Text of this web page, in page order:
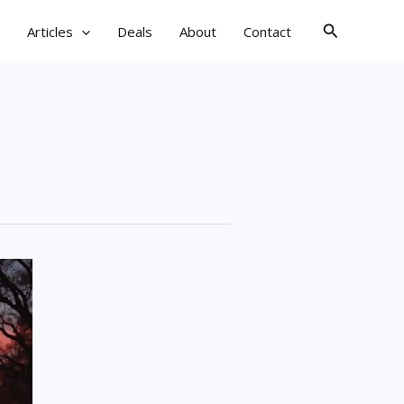
Articles Deals About Contact
검